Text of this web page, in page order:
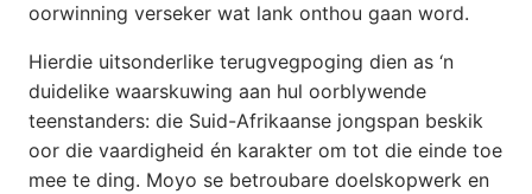
oorwinning verseker wat lank onthou gaan word.
Hierdie uitsonderlike terugvegpoging dien as ‘n
duidelike waarskuwing aan hul oorblywende
teenstanders: die Suid-Afrikaanse jongspan beskik
oor die vaardigheid én karakter om tot die einde toe
mee te ding. Moyo se betroubare doelskopwerk en